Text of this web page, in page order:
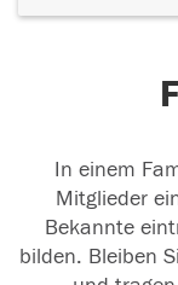
In einem
Mitglieder
Bekannte
bilden. Bleiben